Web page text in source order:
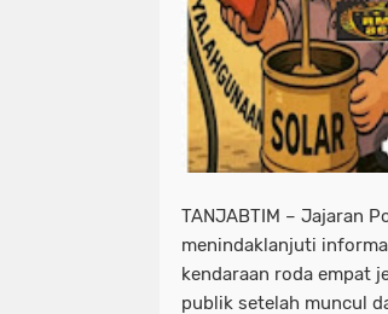
TANJABTIM – Jajaran
menindaklanjuti
kendaraan roda empat
publik setelah muncul